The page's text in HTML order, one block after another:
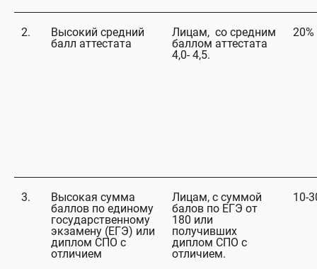
2.
Высокий средний
балл аттестата
Лицам, со средним
баллом аттестата
4,0- 4,5.
20%
3.
Высокая сумма
баллов по единому
государственному
экзамену (ЕГЭ) или
диплом СПО с
отличием
Лицам, с суммой
балов по ЕГЭ от
180 или
получивших
диплом СПО с
отличием.
10-